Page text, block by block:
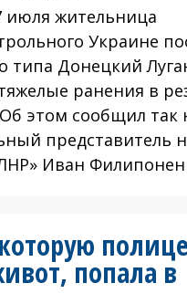
июля жительница
Украине
типа Донецкий
ранения в
Об этом сообщил
представитель
Иван
попала в